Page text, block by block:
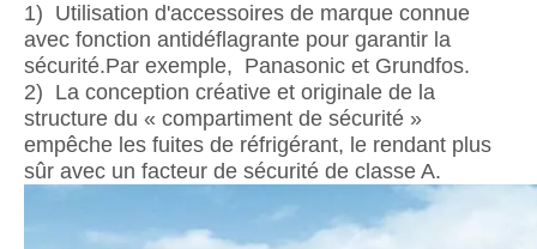
1) Utilisation d'accessoires de marque connue
avec fonction antidéflagrante pour garantir la
sécurité.Par exemple, Panasonic et Grundfos.
2) La conception créative et originale de la
structure du « compartiment de sécurité »
empêche les fuites de réfrigérant, le rendant plus
sûr avec un facteur de sécurité de classe A.